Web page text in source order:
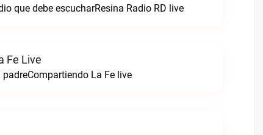
que debe escucharResina Radio RD live
Fe Live
La Fe live